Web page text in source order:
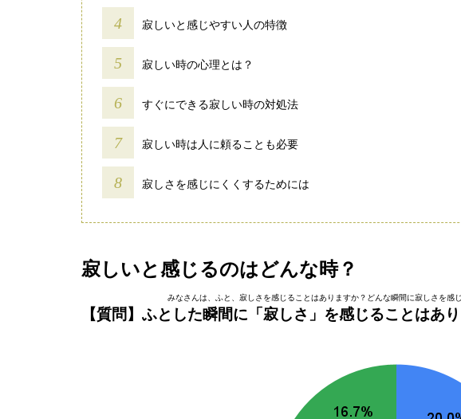
寂しいと感じやすい人の特徴
寂しい時の心理とは？
すぐにできる寂しい時の対処法
寂しい時は人に頼ることも必要
寂しさを感じにくくするためには
寂しいと感じるのはどんな時？
みなさんは、ふと、寂しさを感じることはありますか？どんな瞬間に寂しさを感
【質問】ふとした瞬間に「寂しさ」を感じることはあ